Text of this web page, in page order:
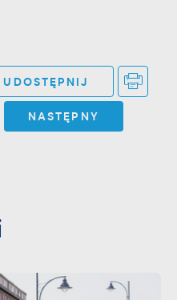
UDOSTĘPNIJ
NASTĘPNY